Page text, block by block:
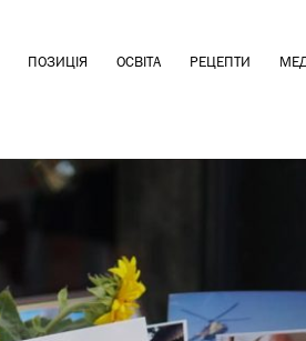
ПОЗИЦІЯ ОСВІТА РЕЦЕПТИ